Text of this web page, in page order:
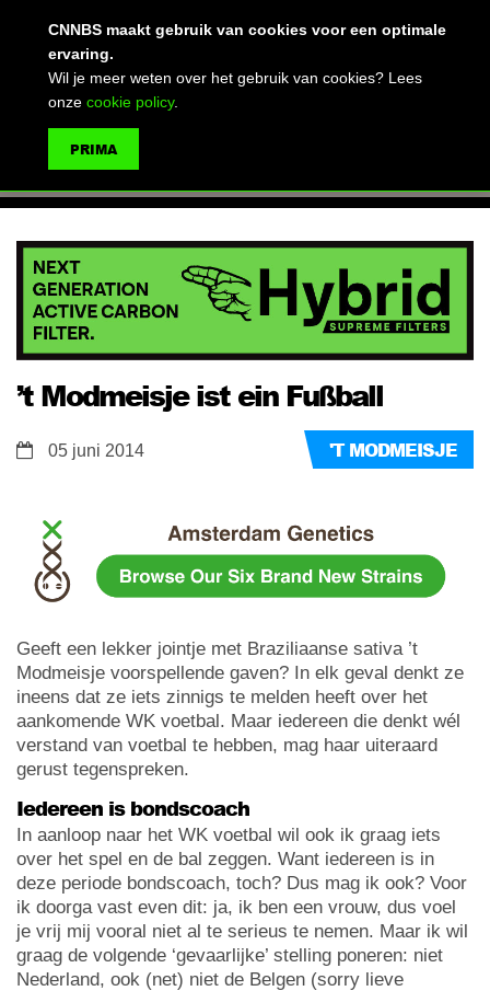
'T MODMEISJE
05 juni 2014
Geeft een lekker jointje met Braziliaanse sativa ’t
Modmeisje voorspellende gaven? In elk geval denkt ze
ineens dat ze iets zinnigs te melden heeft over het
aankomende WK voetbal. Maar iedereen die denkt wél
verstand van voetbal te hebben, mag haar uiteraard
gerust tegenspreken.
Iedereen is bondscoach
In aanloop naar het WK voetbal wil ook ik graag iets
over het spel en de bal zeggen. Want iedereen is in
deze periode bondscoach, toch? Dus mag ik ook? Voor
ik doorga vast even dit: ja, ik ben een vrouw, dus voel
je vrij mij vooral niet al te serieus te nemen. Maar ik wil
graag de volgende ‘gevaarlijke’ stelling poneren: niet
Nederland, ook (net) niet de Belgen (sorry lieve
CNNBS maakt gebruik van cookies voor een optimale
ervaring.
Wil je meer weten over het gebruik van cookies? Lees
onze cookie policy.
PRIMA